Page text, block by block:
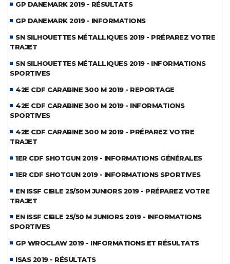
GP DANEMARK 2019 - RÉSULTATS
GP DANEMARK 2019 - INFORMATIONS
SN SILHOUETTES MÉTALLIQUES 2019 - PRÉPAREZ VOTRE
TRAJET
SN SILHOUETTES MÉTALLIQUES 2019 - INFORMATIONS
SPORTIVES
42E CDF CARABINE 300 M 2019 - REPORTAGE
42E CDF CARABINE 300 M 2019 - INFORMATIONS
SPORTIVES
42E CDF CARABINE 300 M 2019 - PRÉPAREZ VOTRE
TRAJET
1ER CDF SHOTGUN 2019 - INFORMATIONS GÉNÉRALES
1ER CDF SHOTGUN 2019 - INFORMATIONS SPORTIVES
EN ISSF CIBLE 25/50M JUNIORS 2019 - PRÉPAREZ VOTRE
TRAJET
EN ISSF CIBLE 25/50 M JUNIORS 2019 - INFORMATIONS
SPORTIVES
GP WROCLAW 2019 - INFORMATIONS ET RÉSULTATS
ISAS 2019 - RÉSULTATS